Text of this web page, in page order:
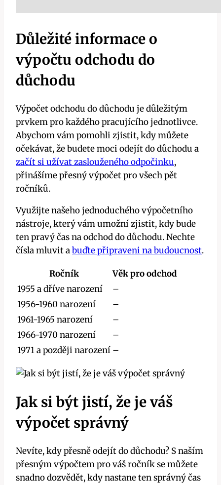
Důležité informace o
výpočtu odchodu do
důchodu
Výpočet odchodu do důchodu je důležitým
prvkem pro každého pracujícího jednotlivce.
Abychom vám pomohli zjistit, kdy můžete
očekávat, že budete moci odejít do důchodu a
začít si užívat zaslouženého odpočinku,
přinášíme přesný výpočet pro všech pět
ročníků.
Využijte našeho jednoduchého výpočetního
nástroje, který vám umožní zjistit, kdy bude
ten pravý čas na odchod do důchodu. Nechte
čísla mluvit abuďte připraveni na budoucnost.
Ročník
Věk pro odchod
1955 a dříve narození
–
1956-1960 narození
–
1961-1965 narození
–
1966-1970 narození
–
1971 a později narození –
Jak si být jistí, že je váš
výpočet správný
Nevíte, kdy přesně odejít do důchodu? S naším
přesným výpočtem pro váš ročník se můžete
snadno dozvědět, kdy nastane ten správný čas